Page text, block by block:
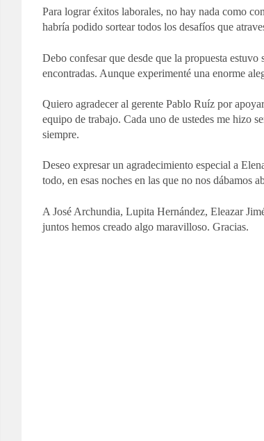
Para lograr éxitos laborales, no hay nada como
habría podido sortear todos los desafíos que
Debo confesar que desde que la propuesta
encontradas. Aunque experimenté una enorme
Quiero agradecer al gerente Pablo Ruíz por
equipo de trabajo. Cada uno de ustedes me hizo
siempre.
Deseo expresar un agradecimiento especial a
todo, en esas noches en las que no nos dábamos
A José Archundia, Lupita Hernández, Eleazar
juntos hemos creado algo maravilloso. Gracias.